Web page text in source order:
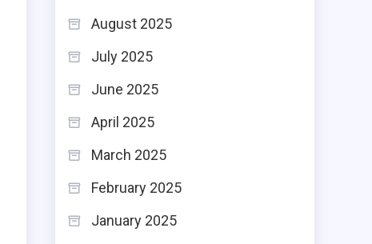
August 2025
July 2025
June 2025
April 2025
March 2025
February 2025
January 2025